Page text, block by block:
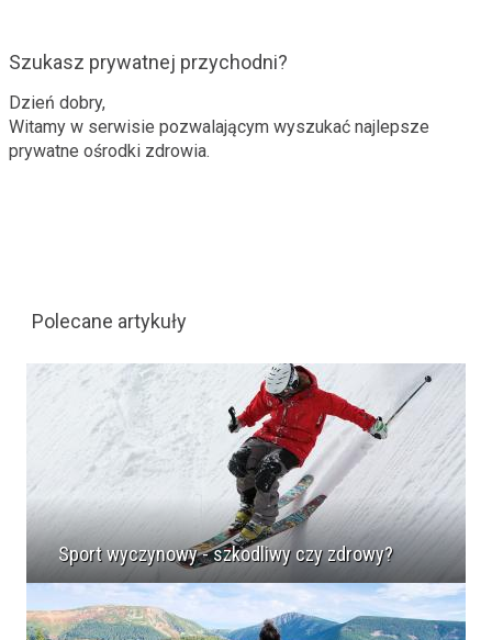
Szukasz prywatnej przychodni?
Dzień dobry,
Witamy w serwisie pozwalającym wyszukać najlepsze
prywatne ośrodki zdrowia.
Polecane artykuły
Sport wyczynowy - szkodliwy czy zdrowy?